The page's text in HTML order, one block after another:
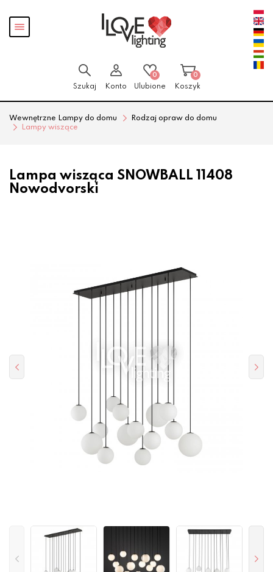
Pokaż
menu
Szukaj Konto
0
Ulubione
0
Koszyk
Wewnętrzne Lampy do domu
Rodzaj opraw do domu
Lampy wiszące
Lampa wisząca SNOWBALL 11408
Nowodvorski